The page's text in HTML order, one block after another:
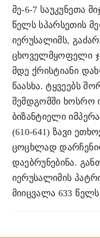
მე-6-7 საუკუნეთა
წელს სპარსეთის
იერუსალიმს,
ცხოველმყოფელი
მდე ქრისტიანი
წაასხა. ტყვეებს
შემდგომში ხოსრო
ბიზანტიელი
(610-641) ზავი
ცოცხლად
დაებრუნებინა.
იერუსალიმის
მიიცვალა 633